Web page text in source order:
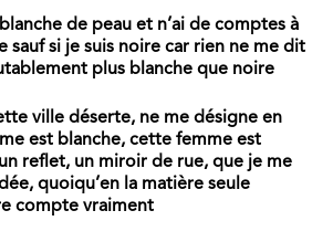
de peau et n’ai de comptes à
sauf si je suis noire car rien ne me dit
plus blanche que noire
ville déserte, ne me désigne en
est blanche, cette femme est
reflet, un miroir de rue, que je me
quoiqu’en la matière seule
compte vraiment